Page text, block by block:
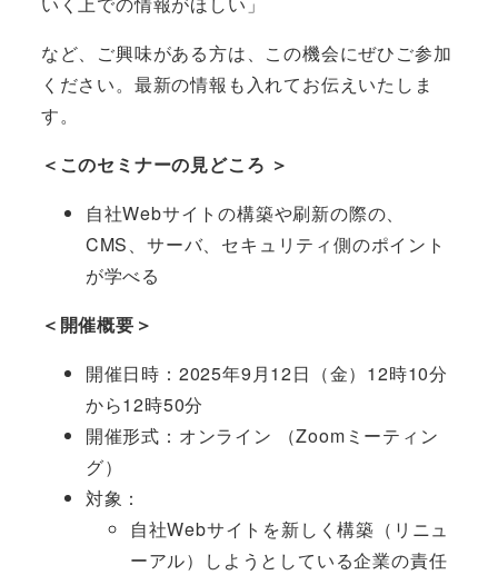
など、ご興味がある方は、この機会にぜひご参加
ください。最新の情報も入れてお伝えいたしま
す。
＜このセミナーの見どころ ＞
自社Webサイトの構築や刷新の際の、
CMS、サーバ、セキュリティ側のポイント
が学べる
＜開催概要＞
開催日時：2025年9月12日（金）12時10分
から12時50分
開催形式：オンライン （Zoomミーティン
グ）
対象：
自社Webサイトを新しく構築（リニュ
ーアル）しようとしている企業の責任